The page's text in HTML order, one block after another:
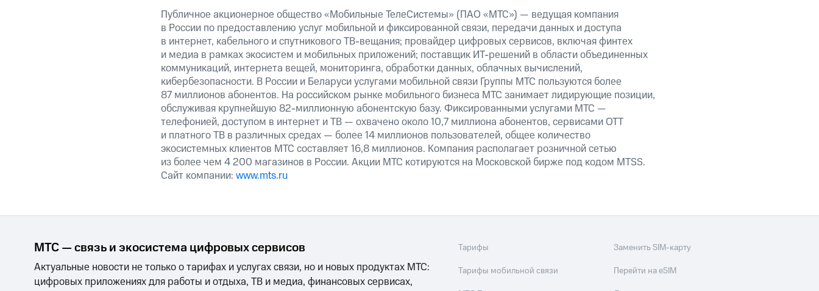
Публичное акционерное общество «Мобильные ТелеСистемы» (ПАО «МТС») — ведущая компания
в России по предоставлению услуг мобильной и фиксированной связи, передачи данных и доступа
в интернет, кабельного и спутникового ТВ-вещания; провайдер цифровых сервисов, включая финтех
и медиа в рамках экосистем и мобильных приложений; поставщик ИТ-решений в области объединенных
коммуникаций, интернета вещей, мониторинга, обработки данных, облачных вычислений,
кибербезопасности. В России и Беларуси услугами мобильной связи Группы МТС пользуются более
87 миллионов абонентов. На российском рынке мобильного бизнеса МТС занимает лидирующие позиции,
обслуживая крупнейшую 82-миллионную абонентскую базу. Фиксированными услугами МТС —
телефонией, доступом в интернет и ТВ — охвачено около 10,7 миллиона абонентов, сервисами OTT
и платного ТВ в различных средах — более 14 миллионов пользователей, общее количество
экосистемных клиентов МТС составляет 16,8 миллионов. Компания располагает розничной сетью
из более чем 4 200 магазинов в России. Акции МТС котируются на Московской бирже под кодом MTSS.
Сайт компании: www.mts.ru
МТС — связь и экосистема цифровых сервисов
Актуальные новости не только о тарифах и услугах связи, но и новых продуктах МТС:
цифровых приложениях для работы и отдыха, ТВ и медиа, финансовых сервисах,
Тарифы
Тарифы мобильной связи
Заменить SIM-карту
Перейти на eSIM